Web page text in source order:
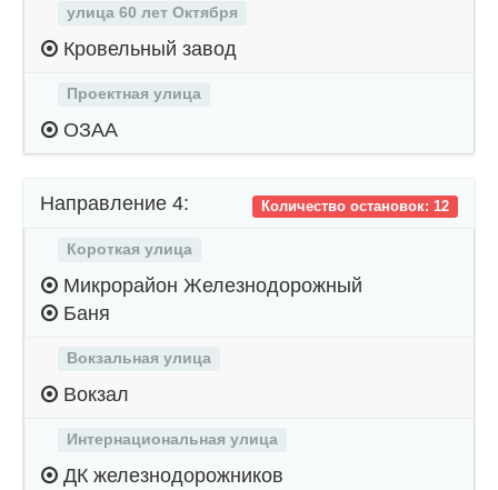
улица 60 лет Октября
Кровельный завод
Проектная улица
ОЗАА
Количество остановок: 12
Направление 4:
Короткая улица
Микрорайон Железнодорожный
Баня
Вокзальная улица
Вокзал
Интернациональная улица
ДК железнодорожников